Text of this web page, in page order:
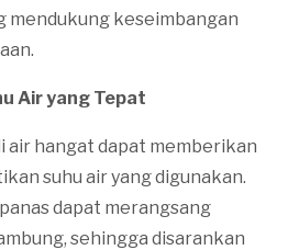
mendukung keseimbangan
Air yang Tepat
air hangat dapat memberikan
suhu air yang digunakan.
dapat merangsang
sehingga disarankan